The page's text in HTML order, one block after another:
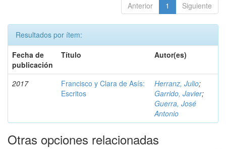
Anterior 1 Siguiente
Resultados por ítem:
Fecha de
publicación
Título Autor(es)
2017
Francisco y Clara de Asís:
Escritos
Herranz, Julio;
Garrido, Javier;
Guerra, José
Antonio
Otras opciones relacionadas